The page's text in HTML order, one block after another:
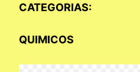
CATEGORIAS:
QUIMICOS